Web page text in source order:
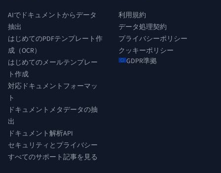
AIでドキュメントからデータ
抽出
はじめてのPDFテンプレート作
成（OCR）
はじめてのメールテンプレー
ト作成
対応ドキュメントフォーマッ
ト
ドキュメントメタデータの抽
出
ドキュメント解析API
セキュリティとプライバシー
すべてのサポート記事を見る
利用規約
データ処理契約
プライバシーポリシー
クッキーポリシー
GDPR準拠